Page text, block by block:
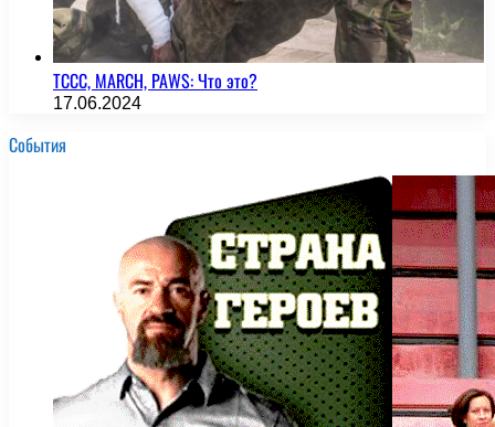
TCCC, MARCH, PAWS: Что это?
17.06.2024
События